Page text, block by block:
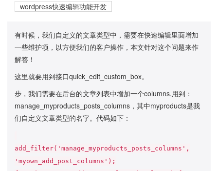
wordpress快速编辑功能开发
有时候，我们自定义的文章类型中，需要在快速编辑里面增加
一些维护项，以方便我们的客户操作，本文针对这个问题来作
解答！
这里就要用到接口quick_edit_custom_box。
步，我们需要在后台的文章列表中增加一个columns,用到：
manage_myproducts_posts_columns，其中myproducts是我
们自定义文章类型的名字。代码如下：
add_filter('manage_myproducts_posts_columns',
'myown_add_post_columns');